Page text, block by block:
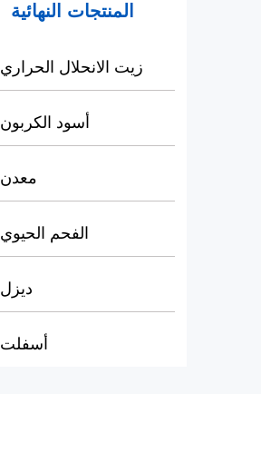
المنتجات النهائية
زيت الانحلال الحراري
أسود الكربون
معدن
الفحم الحيوي
ديزل
أسفلت